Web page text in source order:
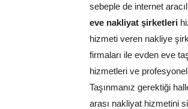
sebeple de internet
eve nakliyat şirketleri
hizmeti veren nakliye
firmaları ile evden eve
hizmetleri ve
Taşınmanız gerektiği
arası nakliyat hizmetini